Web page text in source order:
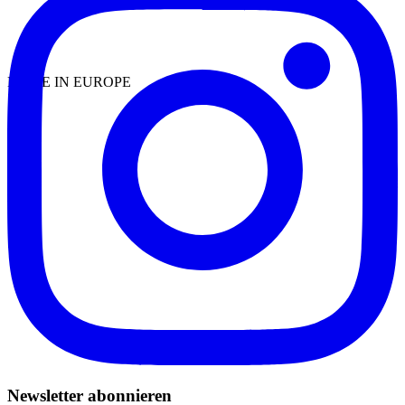
MADE IN EUROPE
Newsletter abonnieren